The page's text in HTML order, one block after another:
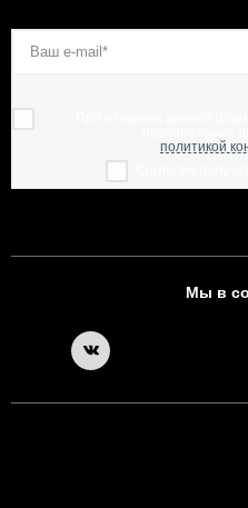
политикой
Мы в